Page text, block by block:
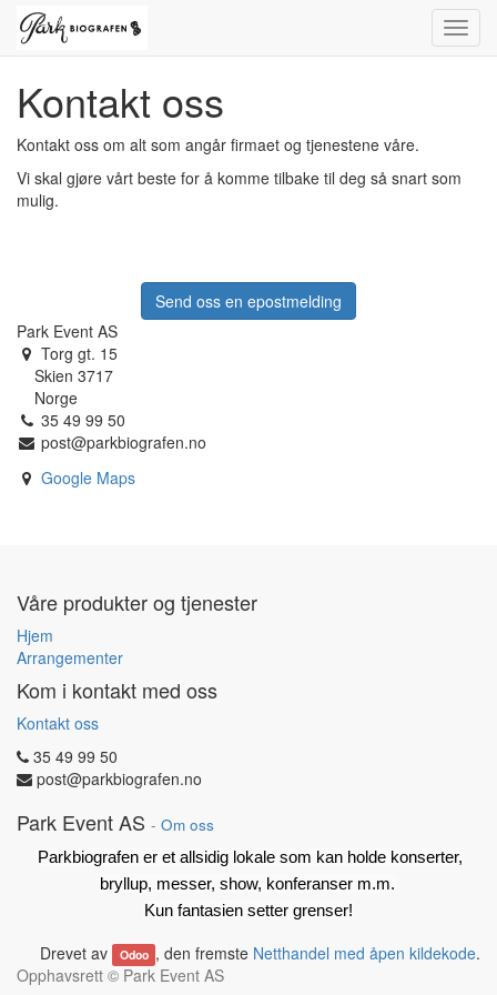
Kontakt oss
Kontakt oss om alt som angår firmaet og tjenestene våre.
Vi skal gjøre vårt beste for å komme tilbake til deg så snart som
mulig.
Send oss en epostmelding
Park Event AS
Torg gt. 15
Skien 3717
Norge
35 49 99 50
post@parkbiografen.no
Google Maps
Våre produkter og tjenester
Hjem
Arrangementer
Kom i kontakt med oss
Kontakt oss
35 49 99 50
post@parkbiografen.no
Park Event AS - Om oss
Parkbiografen er et allsidig lokale som kan holde konserter,
bryllup, messer, show, konferanser m.m.
Kun fantasien setter grenser!
Drevet av Odoo , den fremste Netthandel med åpen kildekode.
Opphavsrett © Park Event AS